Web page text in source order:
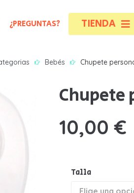
¿PREGUNTAS? TIENDA
Bebés Chupete
Chupete
10,00€
Talla